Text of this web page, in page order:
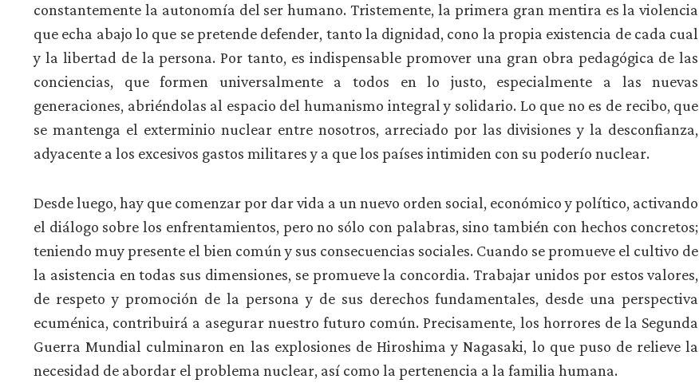
constantemente la autonomía del ser humano. Tristemente, la primera gran mentira es la violencia
que echa abajo lo que se pretende defender, tanto la dignidad, cono la propia existencia de cada cual
y la libertad de la persona. Por tanto, es indispensable promover una gran obra pedagógica de las
conciencias, que formen universalmente a todos en lo justo, especialmente a las nuevas
generaciones, abriéndolas al espacio del humanismo integral y solidario. Lo que no es de recibo, que
se mantenga el exterminio nuclear entre nosotros, arreciado por las divisiones y la desconfianza,
adyacente a los excesivos gastos militares y a que los países intimiden con su poderío nuclear.
Desde luego, hay que comenzar por dar vida a un nuevo orden social, económico y político, activando
el diálogo sobre los enfrentamientos, pero no sólo con palabras, sino también con hechos concretos;
teniendo muy presente el bien común y sus consecuencias sociales. Cuando se promueve el cultivo de
la asistencia en todas sus dimensiones, se promueve la concordia. Trabajar unidos por estos valores,
de respeto y promoción de la persona y de sus derechos fundamentales, desde una perspectiva
ecuménica, contribuirá a asegurar nuestro futuro común. Precisamente, los horrores de la Segunda
Guerra Mundial culminaron en las explosiones de Hiroshima y Nagasaki, lo que puso de relieve la
necesidad de abordar el problema nuclear, así como la pertenencia a la familia humana.